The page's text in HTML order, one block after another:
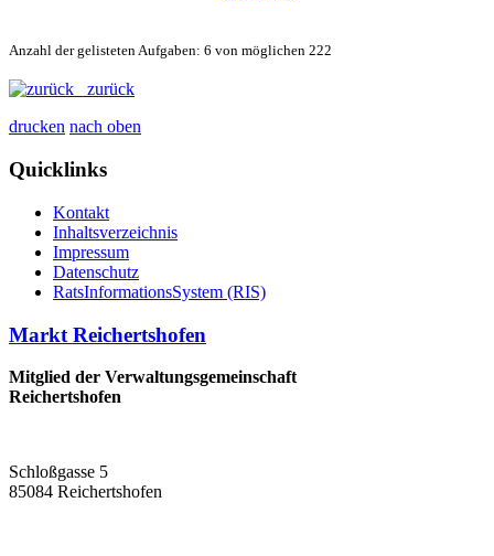
Anzahl der gelisteten Aufgaben: 6 von möglichen 222
zurück
drucken nach oben
Quicklinks
Kontakt
Inhaltsverzeichnis
Impressum
Datenschutz
RatsInformationsSystem (RIS)
Markt Reichertshofen
Mitglied der Verwaltungsgemeinschaft
Reichertshofen
Schloßgasse 5
85084 Reichertshofen